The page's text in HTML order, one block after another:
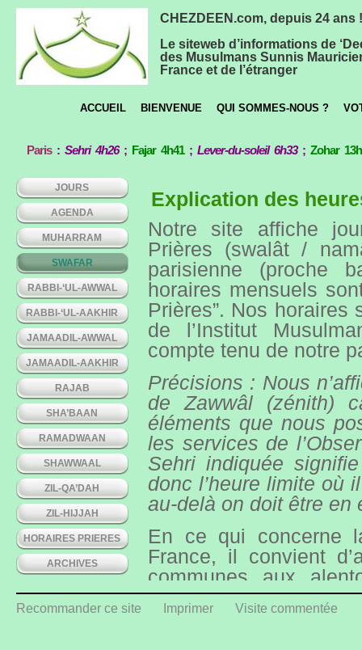
CHEZDEEN.com, depuis 24 ans !
Le siteweb d’informations de
des Musulmans Sunnis
France et de l’étranger
ACCUEIL BIENVENUE QUI SOMMES-NOUS ?
Paris:Sehri 4h26; Fajar 4h41;Lever-du-soleil 6h33;Zohar
JOURS
AGENDA
MUHARRAM
SWAFAR
RABBI-‘UL-AWWAL
RABBI-‘UL-AAKHIR
JAMAADIL-AWWAL
JAMAADIL-AAKHIR
RAJAB
SHA’BAAN
RAMADWAAN
SHAWWAAL
ZIL-QA’DAH
ZIL-HIJJAH
HORAIRES PRIERES
ARCHIVES
Explication des
Notre site affiche
Prières (swalât /
parisienne (proche
horaires mensuels
Prières”. Nos
de l’Institut
compte tenu de notre
Précisions : Nous
de Zawwâl (zénith)
éléments que nous
les services de
Sehri indiquée
donc l’heure limite où
au-delà on doit être en
En ce qui concerne
France, il convient
communes aux
Melun = -1 minute ;
sur-Marne = -8
Recommander ce site Imprimer Visite commentée